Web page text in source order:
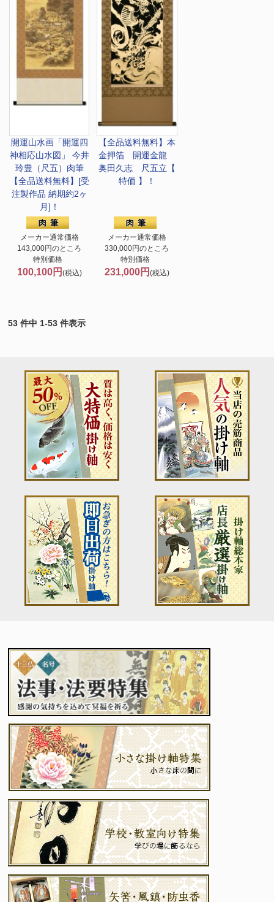
開運山水画「開運四
神相応山水図」 今井
玲豊（尺五）肉筆
【全品送料無料】[受
注製作品 納期約2ヶ
月]！
メーカー通常価格
143,000円のところ
特別価格
100,100円 (税込)
【全品送料無料】 本
金押箔 開運金龍
奥田久志 尺五立【
特価 】！
メーカー通常価格
330,000円のところ
特別価格
231,000円 (税込)
53 件中 1-53 件表示